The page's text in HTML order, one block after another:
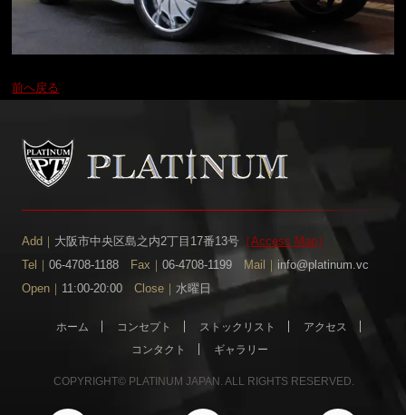
前へ戻る
Add｜ 大阪市中央区島之内2丁目17番13号［Access Map］
Tel｜ 06-4708-1188 Fax｜ 06-4708-1199 Mail｜ info@platinum.vc
Open｜ 11:00-20:00 Close｜ 水曜日
ホーム コンセプト ストックリスト
アクセス
コンタクト
ギャラリー
COPYRIGHT© PLATINUM JAPAN. ALL RIGHTS RESERVED.